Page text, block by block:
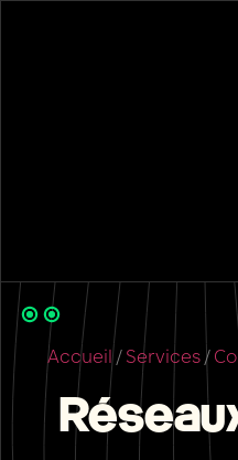
Accueil/Services/